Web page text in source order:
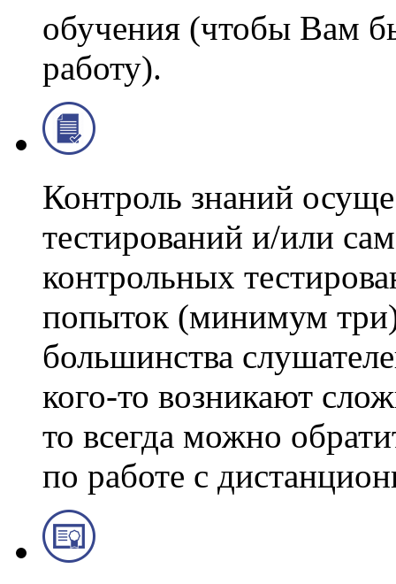
обучения (чтобы Вам
работу).
Контроль знаний
тестирований и/или
контрольных
попыток (минимум
большинства
кого-то возникают
то всегда можно
по работе с